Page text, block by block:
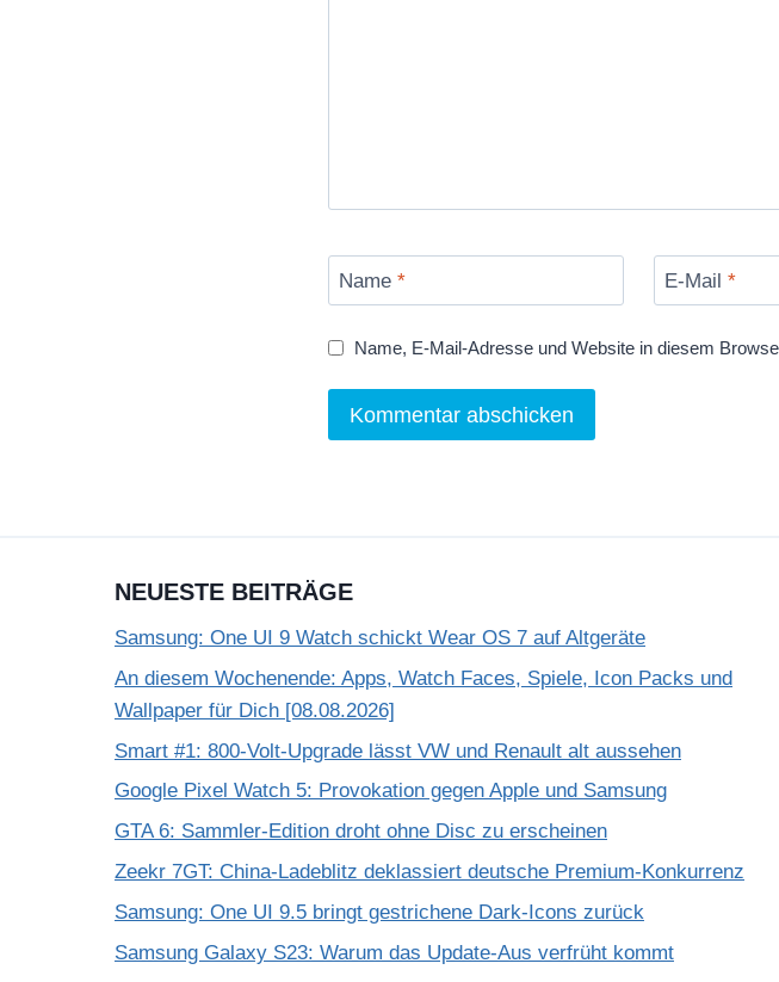
Name * E-Mail *
Name, E-Mail-Adresse und Website in diesem
NEUESTE BEITRÄGE
Samsung: One UI 9 Watch schickt Wear OS 7 auf Altgeräte
An diesem Wochenende: Apps, Watch Faces, Spiele, Icon Packs und
Wallpaper für Dich [08.08.2026]
Smart #1: 800-Volt-Upgrade lässt VW und Renault alt aussehen
Google Pixel Watch 5: Provokation gegen Apple und Samsung
GTA 6: Sammler-Edition droht ohne Disc zu erscheinen
Zeekr 7GT: China-Ladeblitz deklassiert deutsche Premium-Konkurrenz
Samsung: One UI 9.5 bringt gestrichene Dark-Icons zurück
Samsung Galaxy S23: Warum das Update-Aus verfrüht kommt